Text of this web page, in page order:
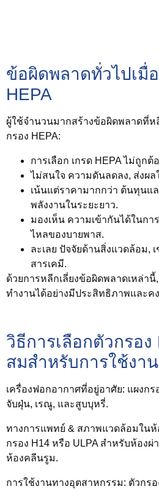
ข้อผิดพลาดทั่วไปเมื่
HEPA
ผู้ใช้จำนวนมากสร้างข้อผิดพลาดที่ห
กรอง HEPA:
การเลือก เกรด HEPA ไม่ถูกต้
ไม่สนใจ ความดันลดลง, ส่งผ
เน้นแต่ราคามากกว่า ต้นทุนแ
พลังงานในระยะยาว.
มองเห็น ความเข้ากันได้ในกา
ไหลของบายพาส.
ละเลย ปัจจัยด้านสิ่งแวดล้อม,
สารเคมี.
ด้วยการหลีกเลี่ยงข้อผิดพลาดเหล่า
ทำงานได้อย่างมีประสิทธิภาพและค
วิธีการเลือกตัวกรอง
สมสำหรับการใช้งา
เครื่องฟอกอากาศที่อยู่อาศัย: แผงกร
จับฝุ่น, เรณู, และสูบบุหรี่.
ทางการแพทย์ & สภาพแวดล้อมในห้
กรอง H14 หรือ ULPA สำหรับห้องผ่
ห้องคลีนรูม.
การใช้งานทางอุตสาหกรรม: ตัวกร